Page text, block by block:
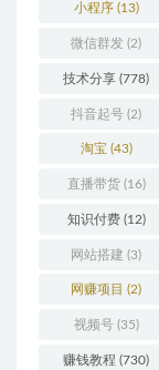
小程序(13)
微信群发 (2)
技术分享 (778)
抖音起号 (2)
淘宝 (43)
直播带货(16)
知识付费(12)
网站搭建 (3)
网赚项目 (2)
视频号(35)
赚钱教程 (730)